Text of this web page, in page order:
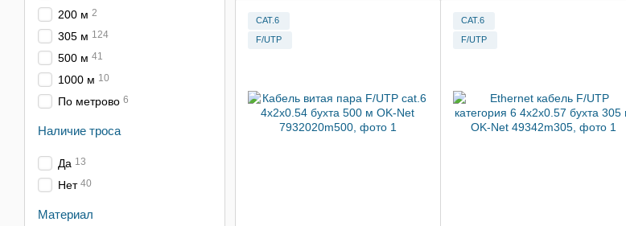
CAT.6
F/UTP
CAT.6
F/UTP
200 м 2
305 м 124
500 м 41
1000 м 10
По метрово 6
Наличие троса
Да 13
Нет 40
Материал